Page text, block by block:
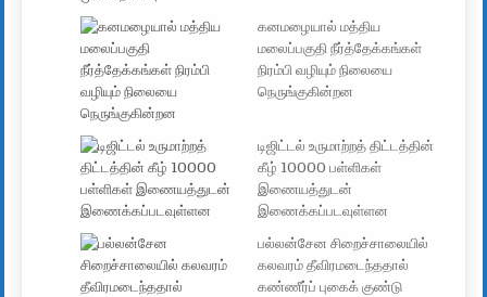
கனமழையால் மத்திய
மலைப்பகுதி நீர்த்தேக்கங்கள்
நிரம்பி வழியும் நிலையை
நெருங்குகின்றன
டிஜிட்டல் உருமாற்றத் திட்டத்தின்
கீழ் 10000 பள்ளிகள்
இணையத்துடன்
இணைக்கப்படவுள்ளன
பல்லன்சேன சிறைச்சாலையில்
கலவரம் தீவிரமடைந்ததால்
கண்ணீர்ப் புகைக் குண்டு